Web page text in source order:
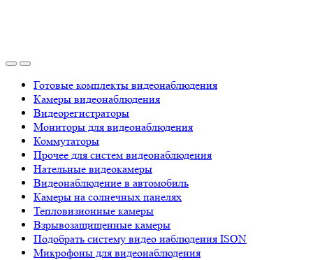
Готовые комплекты видеонаблюдения
Камеры видеонаблюдения
Видеорегистраторы
Мониторы для видеонаблюдения
Коммутаторы
Прочее для систем видеонаблюдения
Нательные видеокамеры
Видеонаблюдение в автомобиль
Камеры на солнечных панелях
Тепловизионные камеры
Взрывозащищенные камеры
Подобрать систему видео наблюдения ISON
Микрофоны для видеонаблюдения